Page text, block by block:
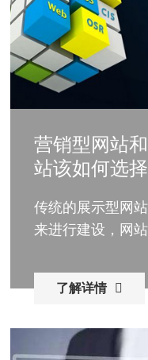
营销型网站
站该如何选择
传统的展示型网
来进行建设，网
了解详情